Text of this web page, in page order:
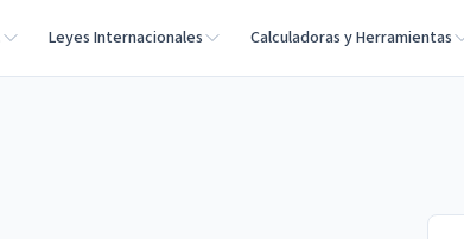
Leyes Internacionales Calculadoras y Herramientas